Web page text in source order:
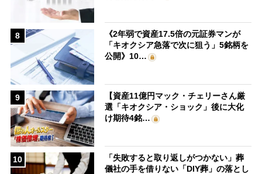
8
《2年弱で資産17.5倍の元証券マンが
「キオクシア急落で次に狙う」5銘柄を
公開》10…
9
【資産11億円マック・チェリーさん厳
選「キオクシア・ショック」後に大化
け期待4銘…
10
「失敗すると取り返しがつかない」葬
儀社の手を借りない「DIY葬」の落とし